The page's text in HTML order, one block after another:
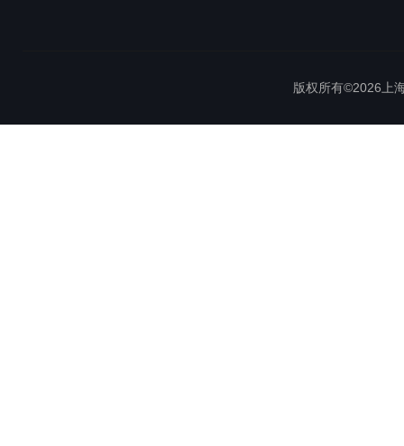
版权所有©2026